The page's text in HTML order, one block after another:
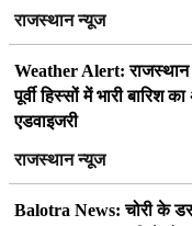
राजस्थान न्यूज
Weather Alert: राजस्थान
पूर्वी हिस्सों में भारी बारिश
एडवाइजरी
राजस्थान न्यूज
Balotra News: चोरी के